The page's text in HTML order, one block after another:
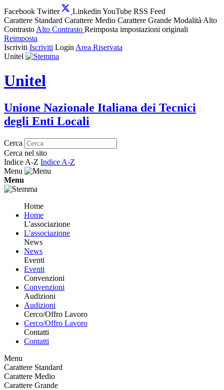
Facebook Twitter Linkedin YouTube RSS Feed
Carattere Standard Carattere Medio Carattere Grande Modalità Alto
Contrasto Alto Contrasto Reimposta impostazioni originali
Reimposta
Iscriviti Iscriviti Login Area Riservata
Unitel
Unitel
Unione Nazionale Italiana dei Tecnici
degli Enti Locali
Cerca
Cerca nel sito
Indice A-Z Indice A-Z
Menu
Menu
Home
Home
L'associazione
L'associazione
News
News
Eventi
Eventi
Convenzioni
Convenzioni
Audizioni
Audizioni
Cerco/Offro Lavoro
Cerco/Offro Lavoro
Contatti
Contatti
Menu
Carattere Standard
Carattere Medio
Carattere Grande